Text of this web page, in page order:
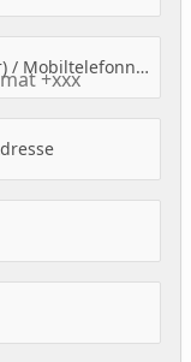
Міжнародний формат (Міжн. формат) / Mobiltelefonnummer
(Value Required)